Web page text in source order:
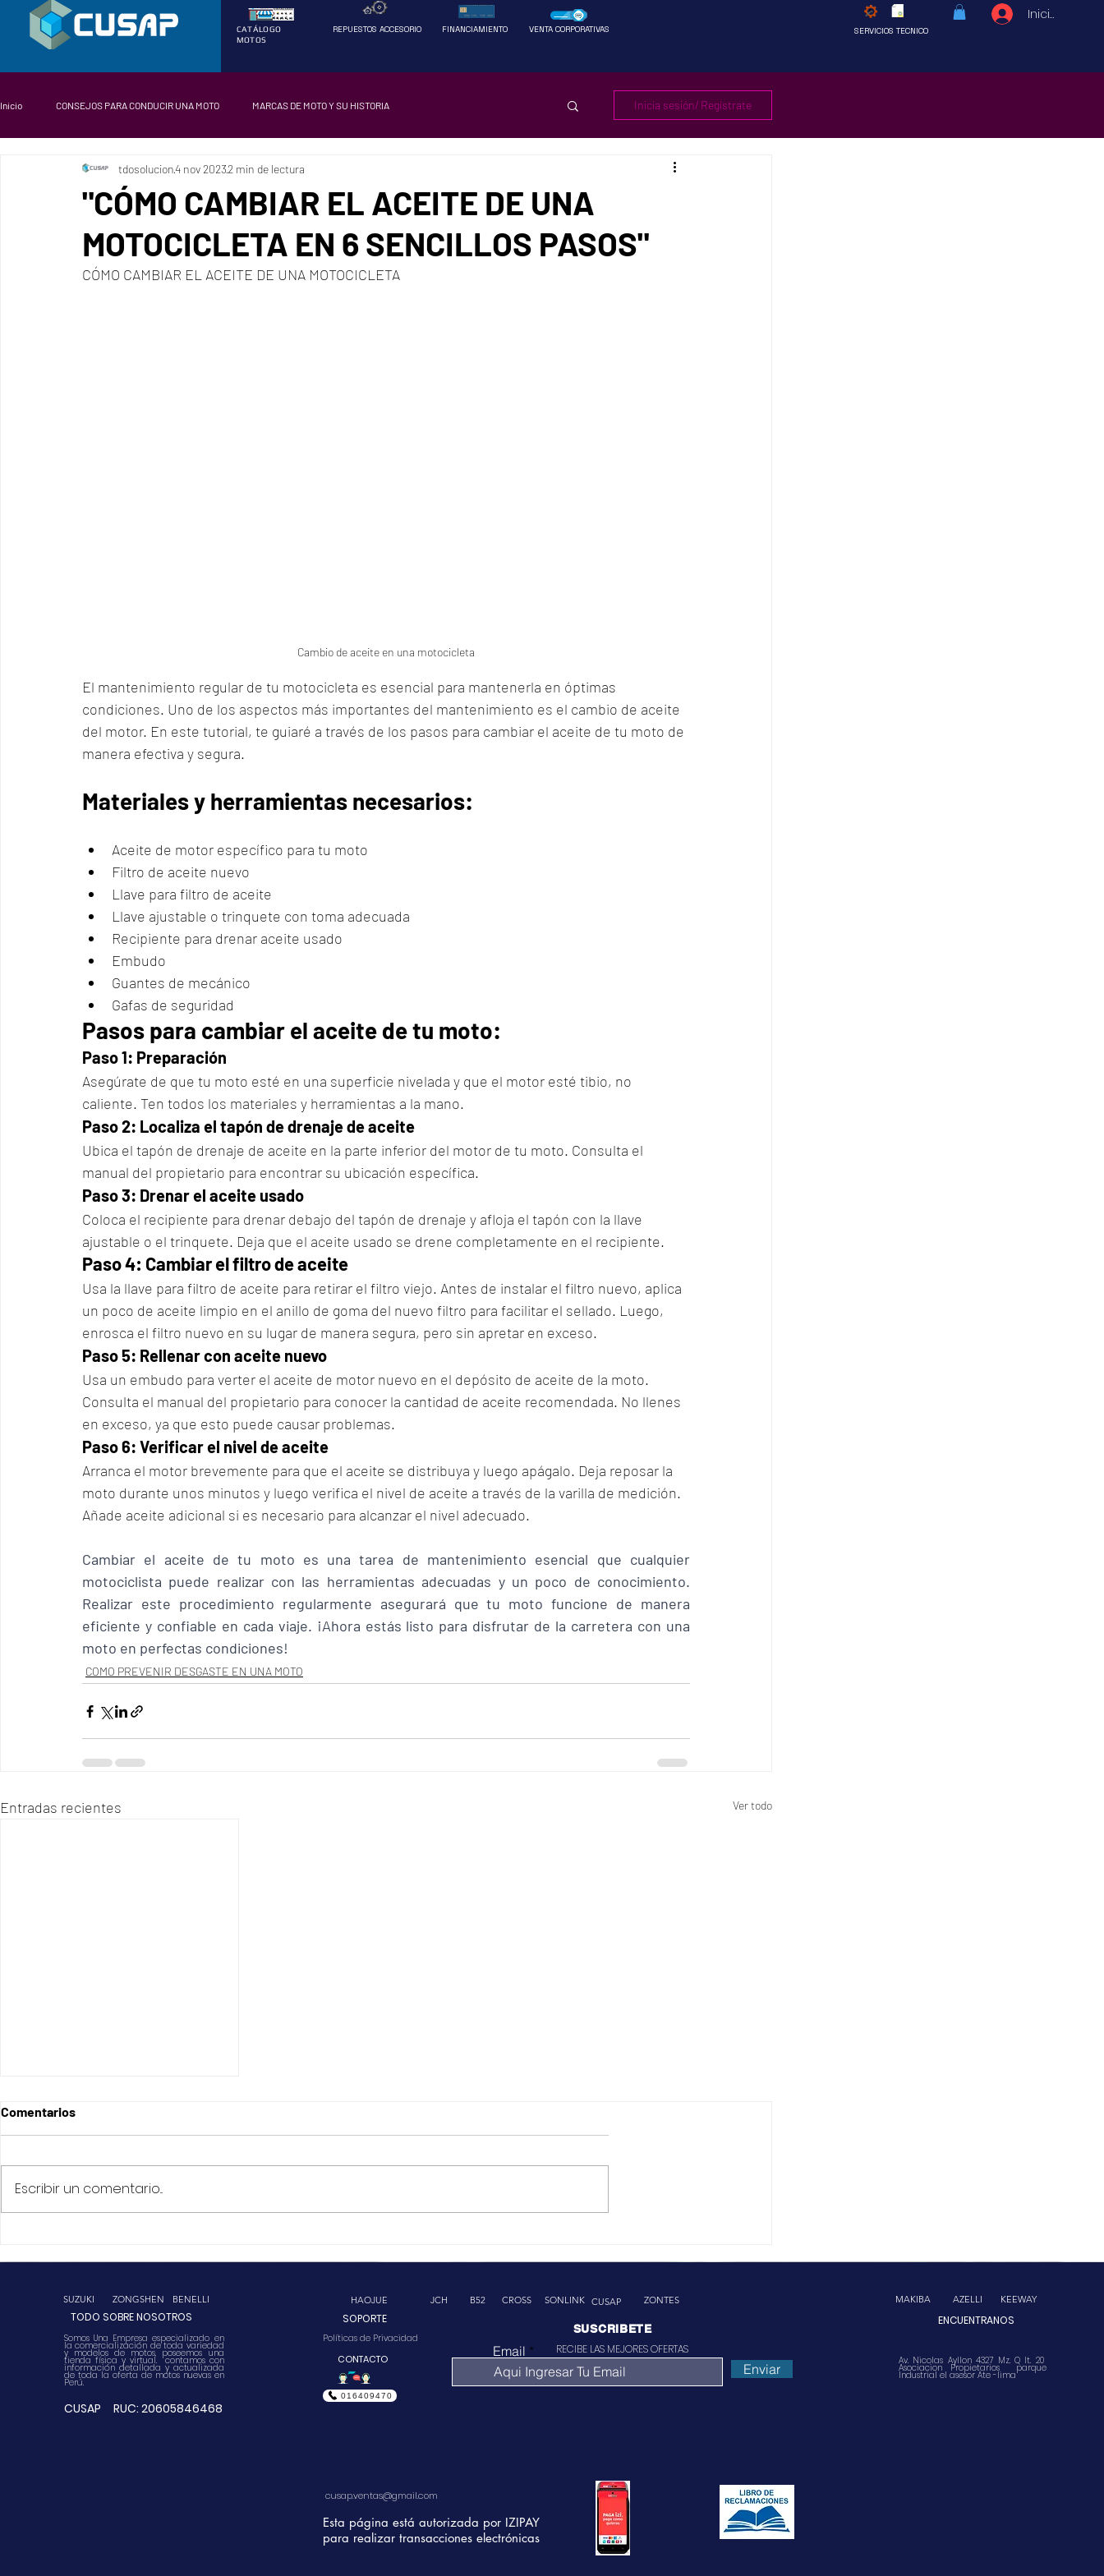
CATÁLOGO
MOTOS
REPUESTOS ACCESORIO FINANCIAMIENTO VENTA CORPORATIVAS SERVICIOS TECNICO
Iniciar sesión
Inicio CONSEJOS PARA CONDUCIR UNA MOTO MARCAS DE MOTO Y SU HISTORIA
COMO PREVENIR DESGASTE EN UNA MOTO NOTICIAS
Inicia sesión/ Regístrate
"CÓMO CAMBIAR EL ACEITE DE UNA
MOTOCICLETA EN 6 SENCILLOS PASOS"
tdosolucion4 nov 20232 min de lectura
CÓMO CAMBIAR EL ACEITE DE UNA MOTOCICLETA
Cambio de aceite en una motocicleta
El mantenimiento regular de tu motocicleta es esencial para mantenerla en óptimas
condiciones. Uno de los aspectos más importantes del mantenimiento es el cambio de aceite
del motor. En este tutorial, te guiaré a través de los pasos para cambiar el aceite de tu moto de
manera efectiva y segura.
Materiales y herramientas necesarios:
Aceite de motor específico para tu moto
Filtro de aceite nuevo
Llave para filtro de aceite
Llave ajustable o trinquete con toma adecuada
Recipiente para drenar aceite usado
Embudo
Guantes de mecánico
Gafas de seguridad
Pasos para cambiar el aceite de tu moto:
Paso 1: Preparación
Asegúrate de que tu moto esté en una superficie nivelada y que el motor esté tibio, no
caliente. Ten todos los materiales y herramientas a la mano.
Paso 2: Localiza el tapón de drenaje de aceite
Ubica el tapón de drenaje de aceite en la parte inferior del motor de tu moto. Consulta el
manual del propietario para encontrar su ubicación específica.
Paso 3: Drenar el aceite usado
Coloca el recipiente para drenar debajo del tapón de drenaje y afloja el tapón con la llave
ajustable o el trinquete. Deja que el aceite usado se drene completamente en el recipiente.
Paso 4: Cambiar el filtro de aceite
Usa la llave para filtro de aceite para retirar el filtro viejo. Antes de instalar el filtro nuevo, aplica
un poco de aceite limpio en el anillo de goma del nuevo filtro para facilitar el sellado. Luego,
enrosca el filtro nuevo en su lugar de manera segura, pero sin apretar en exceso.
Paso 5: Rellenar con aceite nuevo
Usa un embudo para verter el aceite de motor nuevo en el depósito de aceite de la moto.
Consulta el manual del propietario para conocer la cantidad de aceite recomendada. No llenes
en exceso, ya que esto puede causar problemas.
Paso 6: Verificar el nivel de aceite
Arranca el motor brevemente para que el aceite se distribuya y luego apágalo. Deja reposar la
moto durante unos minutos y luego verifica el nivel de aceite a través de la varilla de medición.
Añade aceite adicional si es necesario para alcanzar el nivel adecuado.
Cambiar el aceite de tu moto es una tarea de mantenimiento esencial que cualquier
motociclista puede realizar con las herramientas adecuadas y un poco de conocimiento.
Realizar este procedimiento regularmente asegurará que tu moto funcione de manera
eficiente y confiable en cada viaje. ¡Ahora estás listo para disfrutar de la carretera con una
moto en perfectas condiciones!
COMO PREVENIR DESGASTE EN UNA MOTO
Entradas recientes Ver todo
Comentarios
Escribir un comentario...
SUZUKI
ZONGSHEN BENELLI
TODO SOBRE NOSOTROS
Somos Una Empresa especializado en
la comercialización de toda variedad
y modelos de motos, poseemos una
tienda física y virtual. contamos con
información detallada y actualizada
de toda la oferta de motos nuevas en
Perú.
CUSAP RUC: 20605846468
HAOJUE
SOPORTE
Políticas de Privacidad
CONTACTO
016409470
JCH B52 CROSS SONLINK CUSAP ZONTES
SUSCRIBETE
RECIBE LAS MEJORES OFERTAS
Email
Enviar
cusap.ventas@gmail.com
Esta página está autorizada por IZIPAY
para realizar transacciones electrónicas
MAKIBA AZELLI KEEWAY
ENCUENTRANOS
Av. Nicolas Ayllon 4327 Mz. Q lt. 20
Asociacion Propietarios parque
Industrial el asesor Ate -lima